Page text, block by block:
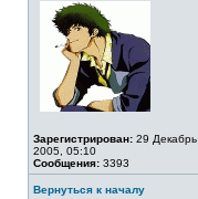
Зарегистрирован: 29 Декабрь
2005, 05:10
Сообщения: 3393
Вернуться к началу